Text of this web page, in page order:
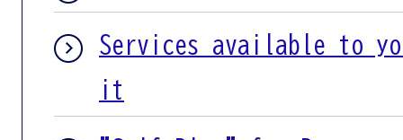
Services available to
it